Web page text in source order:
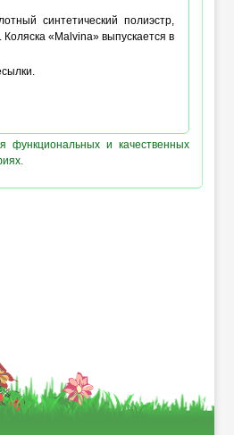
синтетический полиэстр,
«Malvina» выпускается в
функциональных и качественных